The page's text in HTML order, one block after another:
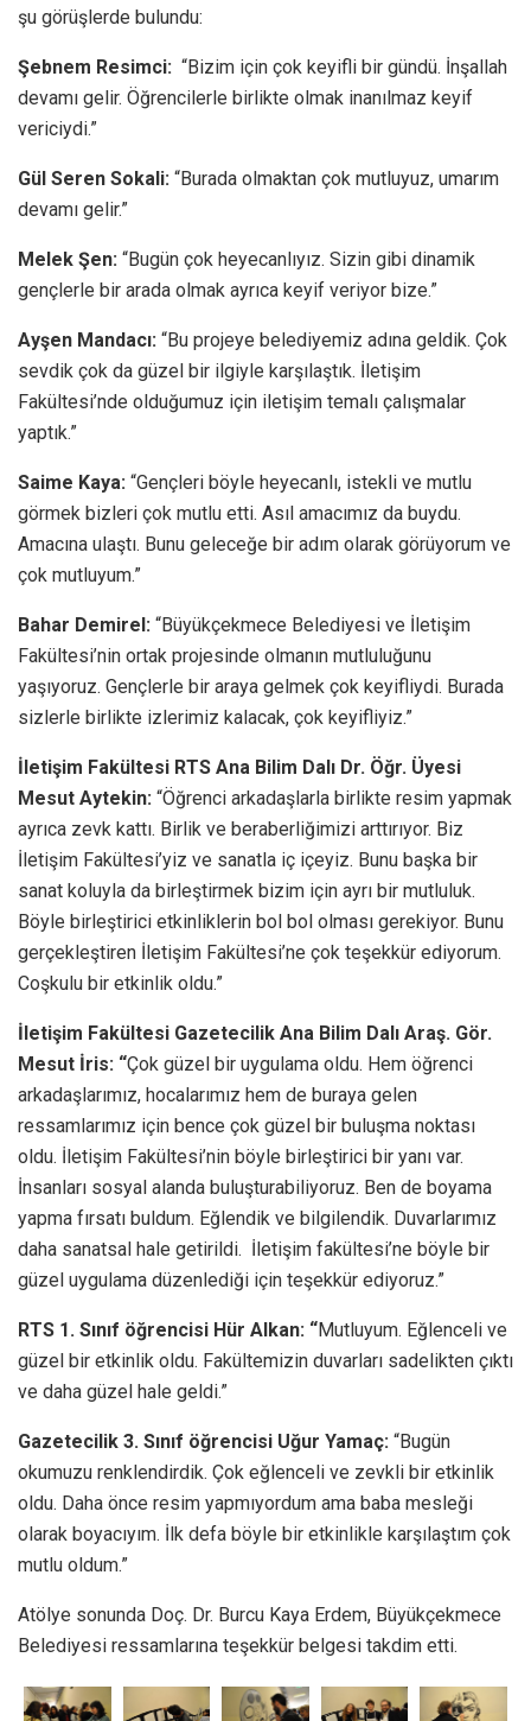
şu görüşlerde bulundu:
Şebnem Resimci: “Bizim için çok keyifli bir gündü. İnşallah
devamı gelir. Öğrencilerle birlikte olmak inanılmaz keyif
vericiydi.”
Gül Seren Sokali: “Burada olmaktan çok mutluyuz, umarım
devamı gelir.”
Melek Şen: “Bugün çok heyecanlıyız. Sizin gibi dinamik
gençlerle bir arada olmak ayrıca keyif veriyor bize.”
Ayşen Mandacı: “Bu projeye belediyemiz adına geldik. Çok
sevdik çok da güzel bir ilgiyle karşılaştık. İletişim
Fakültesi’nde olduğumuz için iletişim temalı çalışmalar
yaptık.”
Saime Kaya: “Gençleri böyle heyecanlı, istekli ve mutlu
görmek bizleri çok mutlu etti. Asıl amacımız da buydu.
Amacına ulaştı. Bunu geleceğe bir adım olarak görüyorum ve
çok mutluyum.”
Bahar Demirel: “Büyükçekmece Belediyesi ve İletişim
Fakültesi’nin ortak projesinde olmanın mutluluğunu
yaşıyoruz. Gençlerle bir araya gelmek çok keyifliydi. Burada
sizlerle birlikte izlerimiz kalacak, çok keyifliyiz.”
İletişim Fakültesi RTS Ana Bilim Dalı Dr. Öğr. Üyesi
Mesut Aytekin: “Öğrenci arkadaşlarla birlikte resim yapmak
ayrıca zevk kattı. Birlik ve beraberliğimizi arttırıyor. Biz
İletişim Fakültesi’yiz ve sanatla iç içeyiz. Bunu başka bir
sanat koluyla da birleştirmek bizim için ayrı bir mutluluk.
Böyle birleştirici etkinliklerin bol bol olması gerekiyor. Bunu
gerçekleştiren İletişim Fakültesi’ne çok teşekkür ediyorum.
Coşkulu bir etkinlik oldu.”
İletişim Fakültesi Gazetecilik Ana Bilim Dalı Araş. Gör.
Mesut İris: “Çok güzel bir uygulama oldu. Hem öğrenci
arkadaşlarımız, hocalarımız hem de buraya gelen
ressamlarımız için bence çok güzel bir buluşma noktası
oldu. İletişim Fakültesi’nin böyle birleştirici bir yanı var.
İnsanları sosyal alanda buluşturabiliyoruz. Ben de boyama
yapma fırsatı buldum. Eğlendik ve bilgilendik. Duvarlarımız
daha sanatsal hale getirildi. İletişim fakültesi’ne böyle bir
güzel uygulama düzenlediği için teşekkür ediyoruz.”
RTS 1. Sınıf öğrencisi Hür Alkan: “Mutluyum. Eğlenceli ve
güzel bir etkinlik oldu. Fakültemizin duvarları sadelikten çıktı
ve daha güzel hale geldi.”
Gazetecilik 3. Sınıf öğrencisi Uğur Yamaç: “Bugün
okumuzu renklendirdik. Çok eğlenceli ve zevkli bir etkinlik
oldu. Daha önce resim yapmıyordum ama baba mesleği
olarak boyacıyım. İlk defa böyle bir etkinlikle karşılaştım çok
mutlu oldum.”
Atölye sonunda Doç. Dr. Burcu Kaya Erdem, Büyükçekmece
Belediyesi ressamlarına teşekkür belgesi takdim etti.